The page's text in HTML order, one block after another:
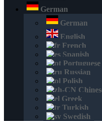
German
German
English
French
Spanish
Portuguese
Russian
Polish
Greek
Turkish
Swedish